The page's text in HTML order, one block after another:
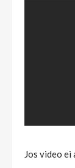
Jos video ei